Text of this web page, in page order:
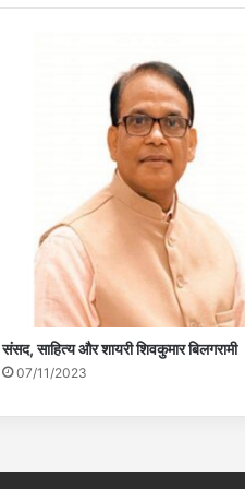
संसद, साहित्य और शायरी शिवकुमार बिलगरामी
07/11/2023